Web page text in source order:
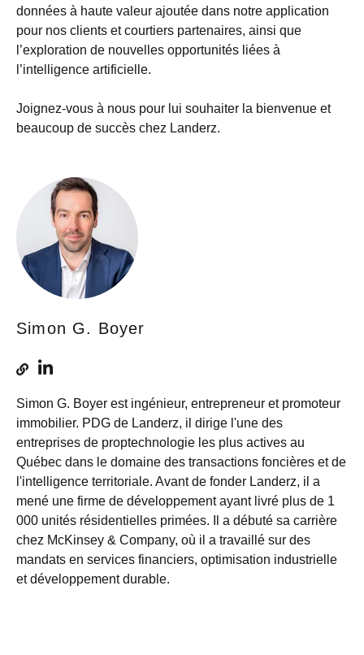
données à haute valeur ajoutée dans notre application
pour nos clients et courtiers partenaires, ainsi que
l’exploration de nouvelles opportunités liées à
l’intelligence artificielle.
Joignez-vous à nous pour lui souhaiter la bienvenue et
beaucoup de succès chez Landerz.
Simon G. Boyer
Simon G. Boyer est ingénieur, entrepreneur et promoteur
immobilier. PDG de Landerz, il dirige l'une des
entreprises de proptechnologie les plus actives au
Québec dans le domaine des transactions foncières et de
l'intelligence territoriale. Avant de fonder Landerz, il a
mené une firme de développement ayant livré plus de 1
000 unités résidentielles primées. Il a débuté sa carrière
chez McKinsey & Company, où il a travaillé sur des
mandats en services financiers, optimisation industrielle
et développement durable.